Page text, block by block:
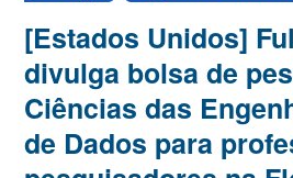
[Estados Unidos]
divulga bolsa de
Ciências das
de Dados para